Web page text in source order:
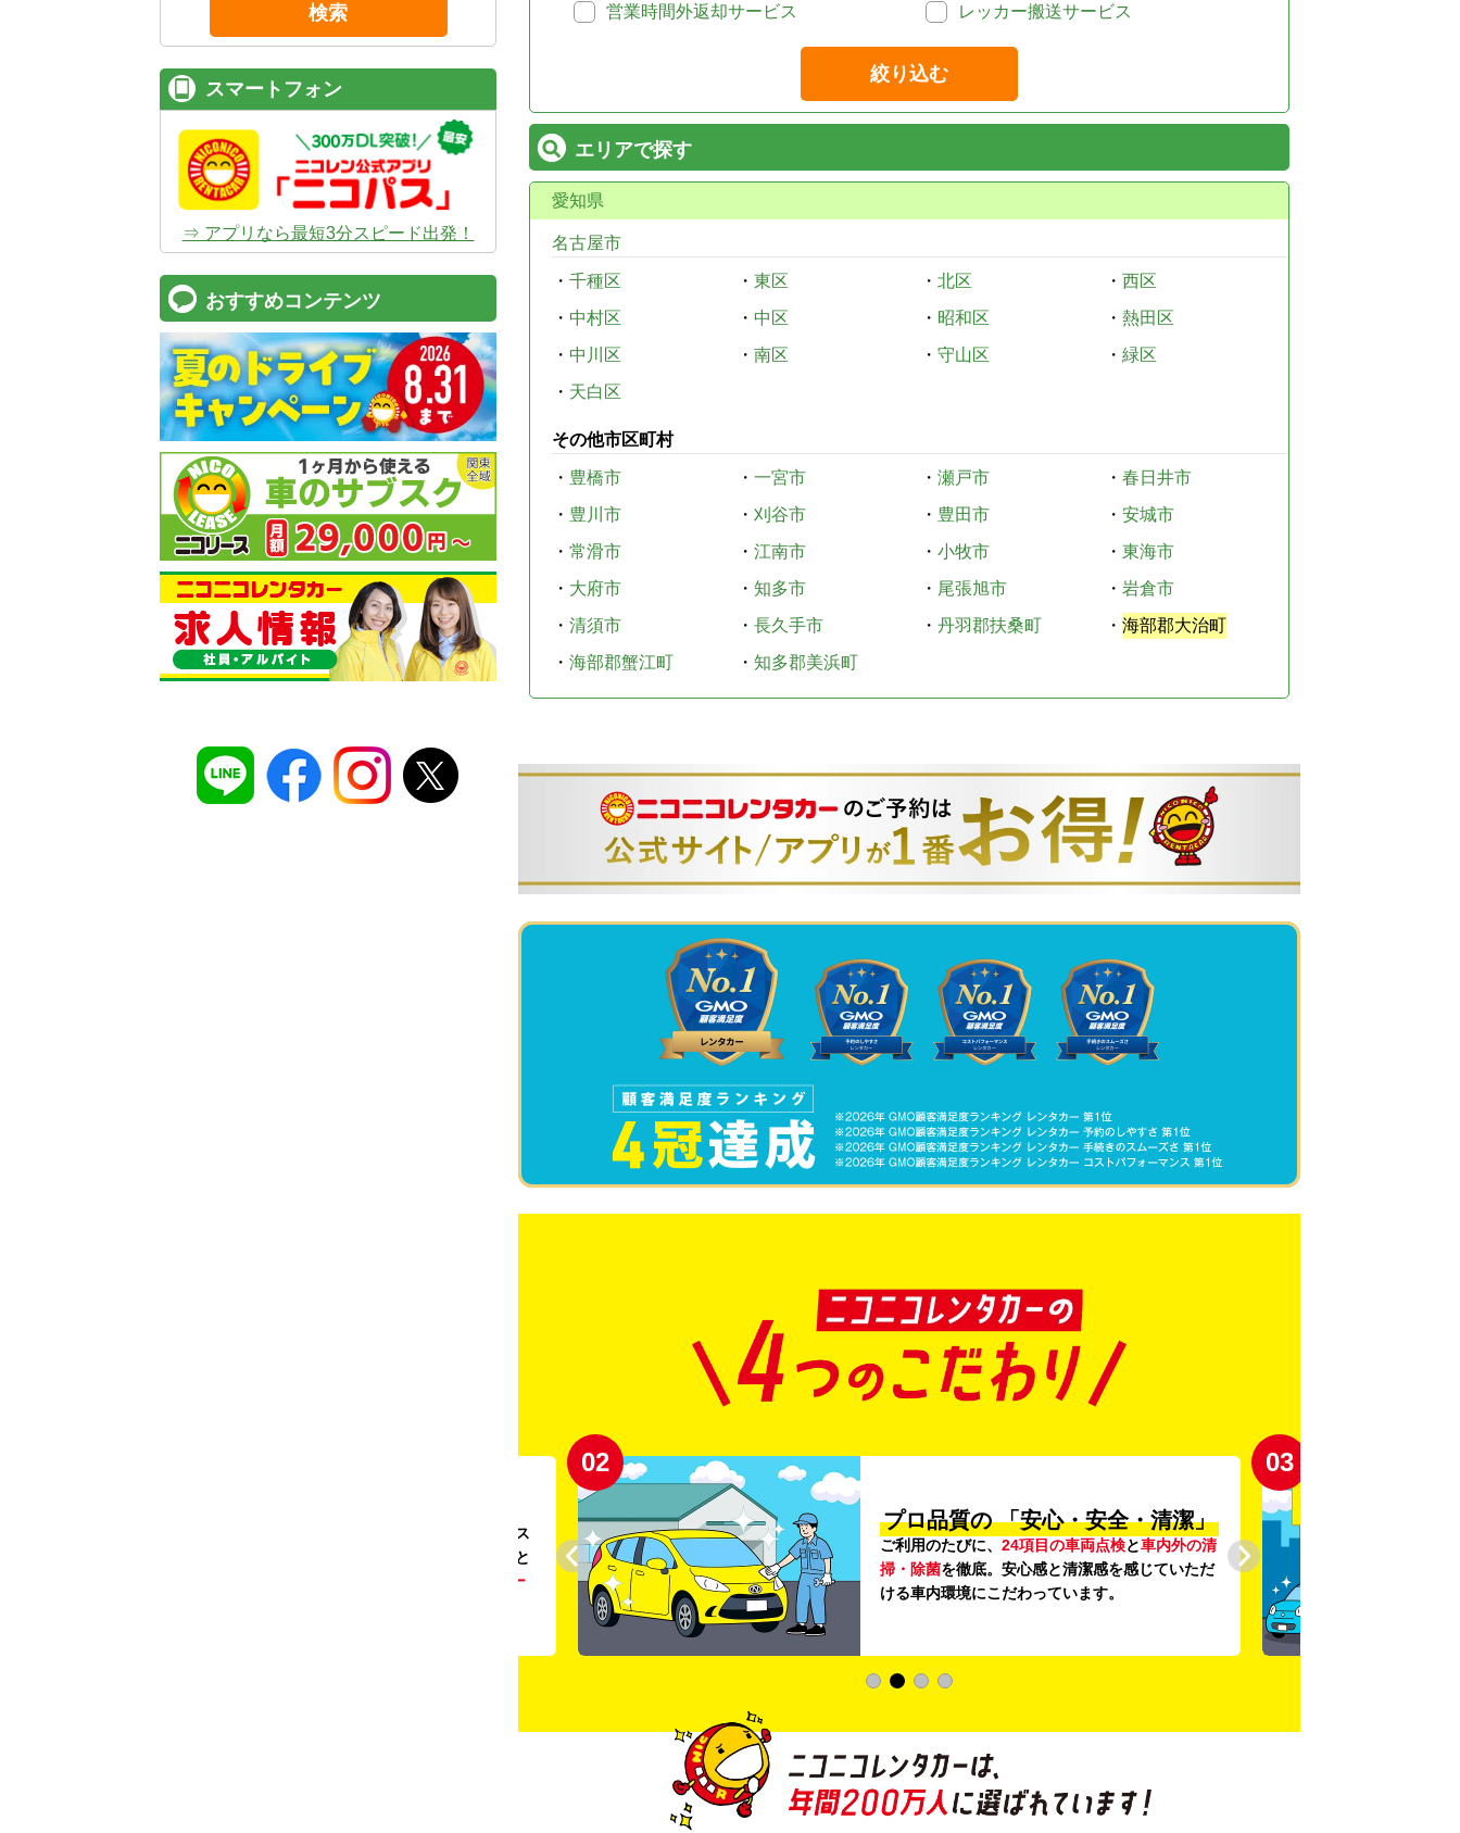
営業時間外返却サービス
レッカー搬送サービス
絞り込む
エリアで探す
愛知県
名古屋市
・ 千種区 ・ 東区 ・ 北区 ・ 西区
・ 中村区 ・ 中区 ・ 昭和区 ・ 熱田区
・ 中川区 ・ 南区 ・ 守山区 ・ 緑区
・ 天白区
その他市区町村
・ 豊橋市 ・ 一宮市 ・ 瀬戸市 ・ 春日井市
・ 豊川市 ・ 刈谷市 ・ 豊田市 ・ 安城市
・ 常滑市 ・ 江南市 ・ 小牧市 ・ 東海市
・ 大府市 ・ 知多市 ・ 尾張旭市 ・ 岩倉市
・ 清須市 ・ 長久手市 ・ 丹羽郡扶桑町 ・ 海部郡大治町
・ 海部郡蟹江町 ・ 知多郡美浜町
。ガソリンス
タンドや整備工場の既存インフラを活用すること
リー
02
プロ品質の 「安心・安全・清潔」
ご利用のたびに、 24項目の車両点検と車内外の清
掃・除菌を徹底。安心感と清潔感を感じていただ
ける車内環境にこだわっています。
03
検索
スマートフォン
⇒ アプリなら最短3分スピード出発！
おすすめコンテンツ